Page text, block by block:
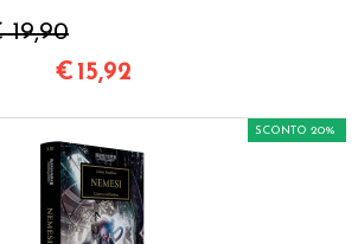
19,90
€ 15,92
SCONTO 20%